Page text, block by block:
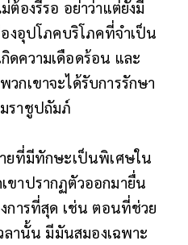
ต้องรีรอ อย่าว่าแต่ยังมี
งอุปโภคบริโภคที่จำเป็น
ความเดือดร้อน และ
กเขาจะได้รับการรักษา
ราชูปถัมภ์
ยที่มีทักษะเป็นพิเศษใน
าปรากฏตัวออกมายื่น
การที่สุด เช่น ตอนที่ช่วย
ลานั้น มีมันสมองเฉพาะ